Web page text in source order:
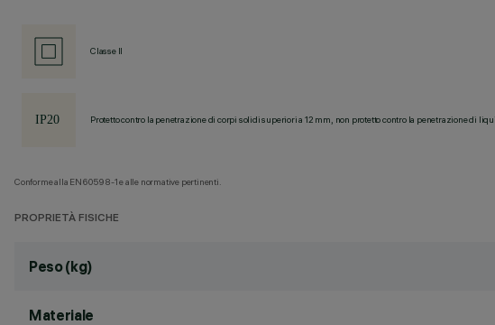
Classe II
Protetto contro la penetrazione di corpi solidi superiori a 12 mm, non protetto contro la penetrazione di
Conforme alla EN60598-1 e alle normative pertinenti.
PROPRIETÀ FISICHE
Peso (kg)
Materiale